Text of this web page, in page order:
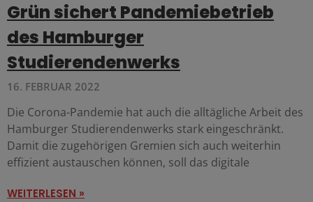
Grün sichert Pandemiebetrieb
des Hamburger
Studierendenwerks
16. FEBRUAR 2022
Die Corona-Pandemie hat auch die alltägliche Arbeit des
Hamburger Studierendenwerks stark eingeschränkt.
Damit die zugehörigen Gremien sich auch weiterhin
effizient austauschen können, soll das digitale
WEITERLESEN »